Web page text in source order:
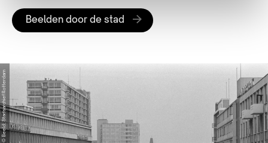
Beelden door de stad
© Beeld: Stadsarchief Rotterdam